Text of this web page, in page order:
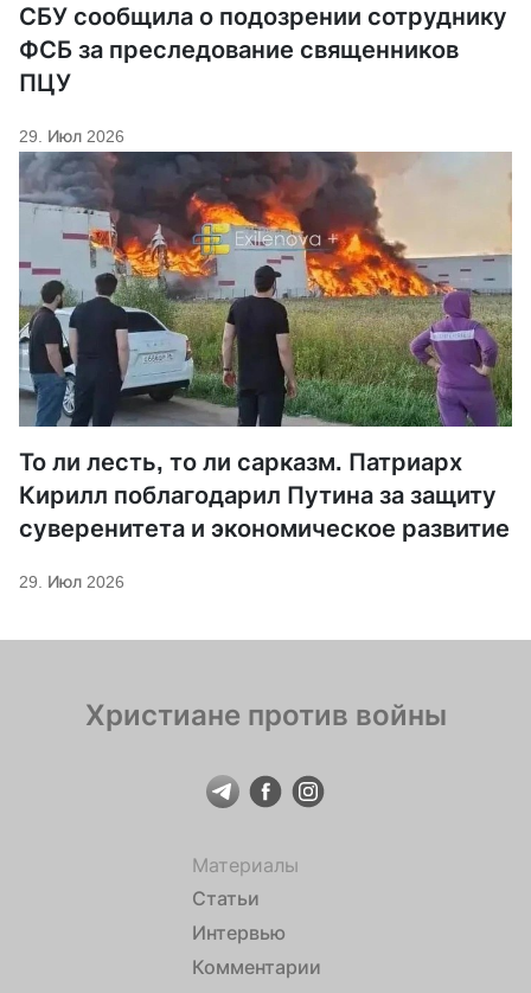
СБУ сообщила о подозрении сотруднику
ФСБ за преследование священников
ПЦУ
29. Июл 2026
То ли лесть, то ли сарказм. Патриарх
Кирилл поблагодарил Путина за защиту
суверенитета и экономическое развитие
29. Июл 2026
Христиане против войны
Материалы
Статьи
Интервью
Комментарии